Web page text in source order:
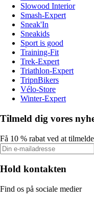
Slowood Interior
Smash-Expert
Sneak'In
Sneakids
Sport is good
Training-Fit
Trek-Expert
Triathlon-Expert
TripnBikers
Vélo-Store
Winter-Expert
Tilmeld dig vores
Få 10 % rabat ved at
Hold kontakten
Find os på sociale medier